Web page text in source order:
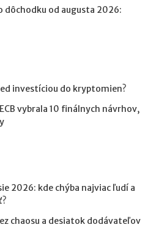
dôchodku od augusta 2026:
investíciou do kryptomien?
vybrala 10 finálnych návrhov,
2026: kde chýba najviac ľudí a
chaosu a desiatok dodávateľov